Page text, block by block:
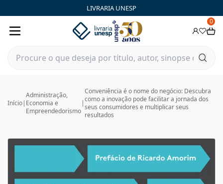
LIVRARIA UNESP
0
Início|
Administração,
Economia e
Empreendedorismo
|
Conveniência é o nome do negócio: Descubra
como a inovação pode facilitar a jornada dos
seus consumidores e multiplicar seus
resultados